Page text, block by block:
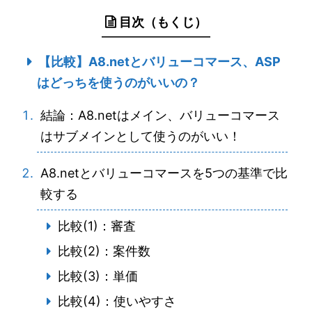
目次（もくじ）
【比較】A8.netとバリューコマース、ASP
はどっちを使うのがいいの？
結論：A8.netはメイン、バリューコマース
はサブメインとして使うのがいい！
A8.netとバリューコマースを5つの基準で比
較する
比較(1)：審査
比較(2)：案件数
比較(3)：単価
比較(4)：使いやすさ